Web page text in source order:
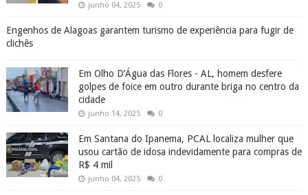
junho 04, 2025 0
Engenhos de Alagoas garantem turismo de experiência para fugir de
clichês
Em Olho D’Água das Flores - AL, homem desfere
golpes de foice em outro durante briga no centro da
cidade
junho 14, 2025 0
Em Santana do Ipanema, PCAL localiza mulher que
usou cartão de idosa indevidamente para compras de
R$ 4 mil
junho 04, 2025 0